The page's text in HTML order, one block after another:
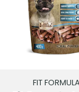
FIT FORMULA